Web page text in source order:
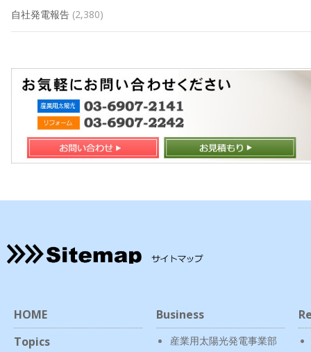
自社発電報告 (2,380)
HOME
Topics
Business
産業用太陽光発電事業部